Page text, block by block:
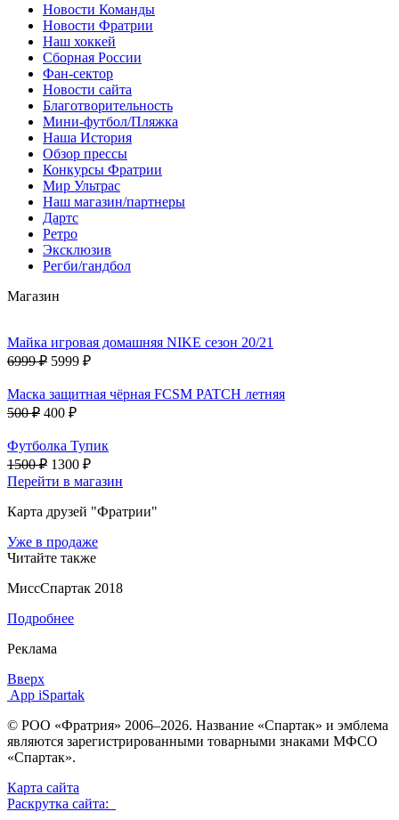
Новости Команды
Новости Фратрии
Наш хоккей
Сборная России
Фан-cектор
Новости сайта
Благотворительность
Мини-футбол/Пляжка
Наша История
Обзор прессы
Конкурсы Фратрии
Мир Ультрас
Наш магазин/партнеры
Дартс
Ретро
Эксклюзив
Регби/гандбол
Магазин
Майка игровая домашняя NIKE сезон 20/21
6999 ₽ 5999 ₽
Маска защитная чёрная FCSM PATCH летняя
500 ₽ 400 ₽
Футболка Тупик
1500 ₽ 1300 ₽
Перейти в магазин
Карта друзей "Фратрии"
Уже в продаже
Читайте также
МиссСпартак 2018
Подробнее
Реклама
Вверх
App iSpartak
© РОО «Фратрия» 2006–2026. Название «Спартак» и эмблема
являются зарегистрированными товарными знаками МФСО
«Спартак».
Карта сайта
Раскрутка сайта: